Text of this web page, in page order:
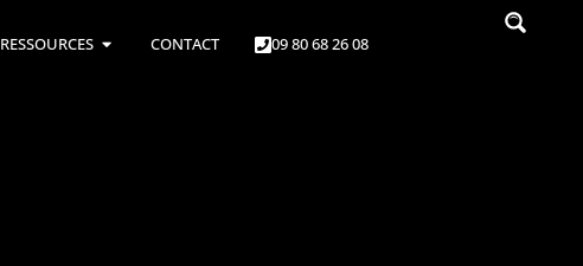
RESSOURCES CONTACT 09 80 68 26 08